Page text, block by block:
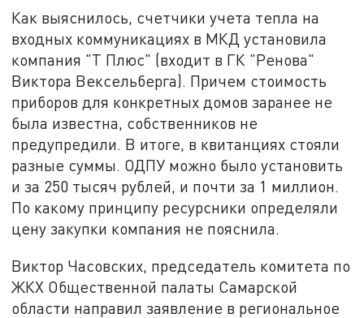
Как выяснилось, счетчики учета тепла на
входных коммуникациях в МКД установила
компания "Т Плюс" (входит в ГК "Ренова"
Виктора Вексельберга). Причем стоимость
приборов для конкретных домов заранее не
была известна, собственников не
предупредили. В итоге, в квитанциях стояли
разные суммы. ОДПУ можно было установить
и за 250 тысяч рублей, и почти за 1 миллион.
По какому принципу ресурсники определяли
цену закупки компания не пояснила.
Виктор Часовских, председатель комитета по
ЖКХ Общественной палаты Самарской
области направил заявление в региональное